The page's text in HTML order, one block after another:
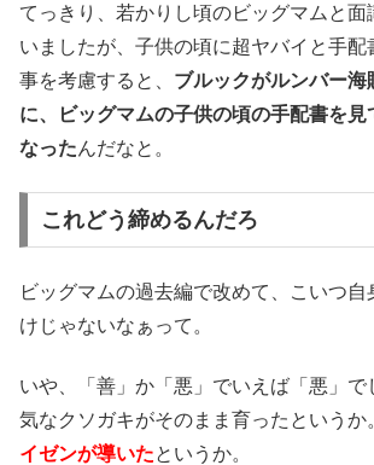
てっきり、若かりし頃のビッグマムと面
いましたが、子供の頃に超ヤバイと手配
事を考慮すると、 ブルックがルンバー海
に、ビッグマムの子供の頃の手配書を見
なったんだなと。
これどう締めるんだろ
ビッグマムの過去編で改めて、こいつ自
けじゃないなぁって。
いや、「善」か「悪」でいえば「悪」で
気なクソガキがそのまま育ったというか
イゼンが導いたというか。